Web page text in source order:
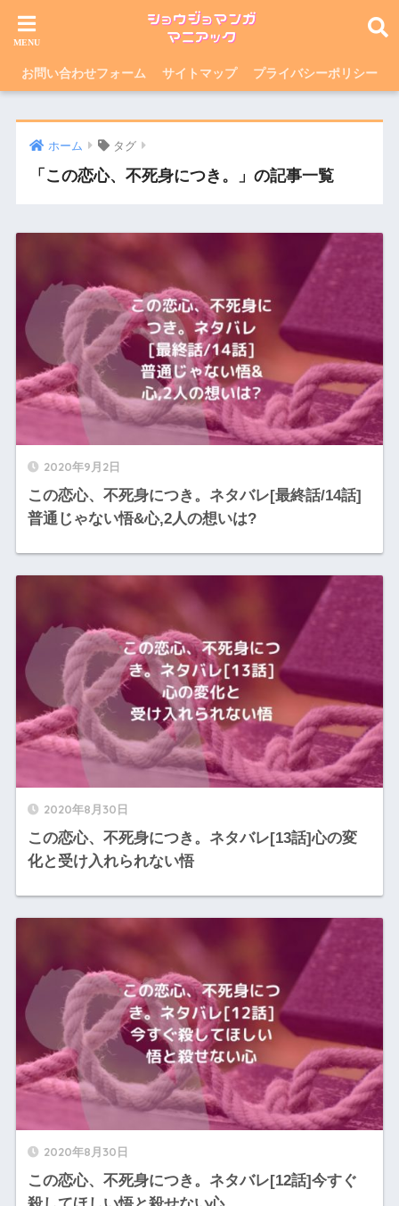
お問い合わせフォーム サイトマップ プライバシーポリシー
ホーム タグ
「この恋心、不死身につき。」の記事一覧
2020年9月2日
この恋心、不死身につき。ネタバレ[最終話/14話]
普通じゃない悟&心,2人の想いは?
2020年8月30日
この恋心、不死身につき。ネタバレ[13話]心の変
化と受け入れられない悟
2020年8月30日
この恋心、不死身につき。ネタバレ[12話]今すぐ